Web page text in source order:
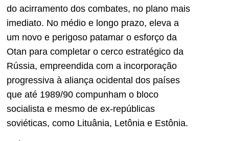
do acirramento dos combates, no plano mais
imediato. No médio e longo prazo, eleva a
um novo e perigoso patamar o esforço da
Otan para completar o cerco estratégico da
Rússia, empreendida com a incorporação
progressiva à aliança ocidental dos países
que até 1989/90 compunham o bloco
socialista e mesmo de ex-repúblicas
soviéticas, como Lituânia, Letônia e Estônia.